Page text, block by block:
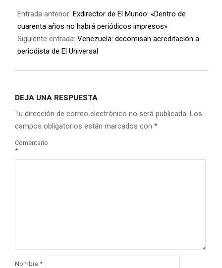
Entrada anterior: Exdirector de El Mundo: «Dentro de
cuarenta años no habrá periódicos impresos»
Siguiente entrada: Venezuela: decomisan acreditación a
periodista de El Universal
DEJA UNA RESPUESTA
Tu dirección de correo electrónico no será publicada. Los
campos obligatorios están marcados con *
Comentario
*
Nombre *